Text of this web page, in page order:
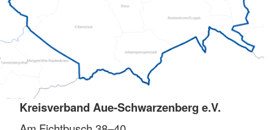
Kreisverband Aue-Schwarzenberg e.V.